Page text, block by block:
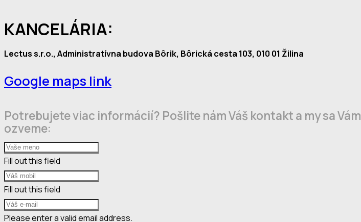
KANCELÁRIA:
Lectus s.r.o., Administratívna budova Bôrik, Bôrická cesta 103, 010 01 Žilina
Google maps link
Potrebujete viac informácií? Pošlite nám Váš kontakt a my sa Vám
ozveme:
Fill out this field
Fill out this field
Please enter a valid email address.